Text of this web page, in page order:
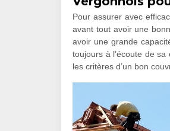
Pour assurer avec
avant tout avoir une
avoir une grande
toujours à l’écoute de
les critères d’un bon